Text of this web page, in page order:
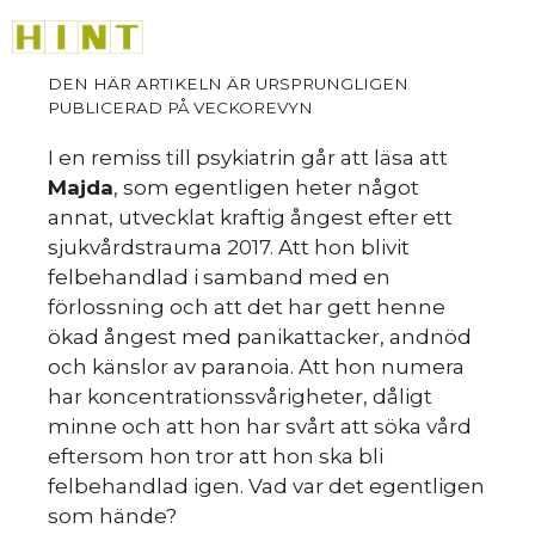
till
innehåll
I en remiss till psykiatrin går att läsa att
Majda, som egentligen heter något
annat, utvecklat kraftig ångest efter ett
sjukvårdstrauma 2017. Att hon blivit
felbehandlad i samband med en
förlossning och att det har gett henne
ökad ångest med panikattacker, andnöd
och känslor av paranoia. Att hon numera
har koncentrationssvårigheter, dåligt
minne och att hon har svårt att söka vård
eftersom hon tror att hon ska bli
felbehandlad igen. Vad var det egentligen
som hände?